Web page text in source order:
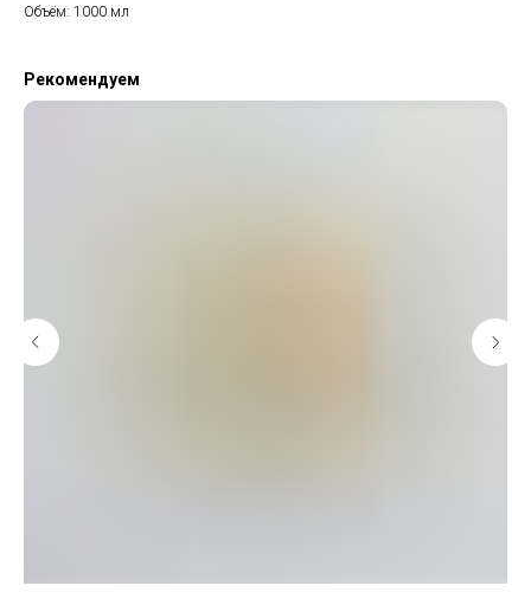
Объём: 1000 мл
Рекомендуем